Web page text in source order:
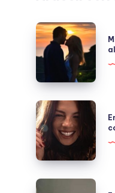
Michelle
Hunziker
e
Berruti
allo
scoperto
Emma
Marrone
e
l’amicizia
costruita
con
Fabrizio